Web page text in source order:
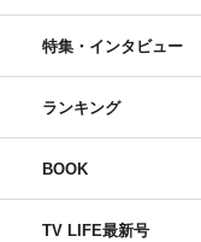
特集・インタビュー
ランキング
BOOK
TV LIFE最新号